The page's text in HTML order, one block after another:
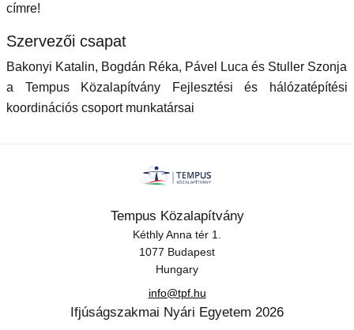
címre!
Szervezői csapat
Bakonyi Katalin, Bogdán Réka, Pável Luca és Stuller Szonja
a Tempus Közalapítvány Fejlesztési és hálózatépítési
koordinációs csoport munkatársai
Tempus Közalapítvány
Kéthly Anna tér 1.
1077 Budapest
Hungary
info@tpf.hu
Ifjúságszakmai Nyári Egyetem 2026